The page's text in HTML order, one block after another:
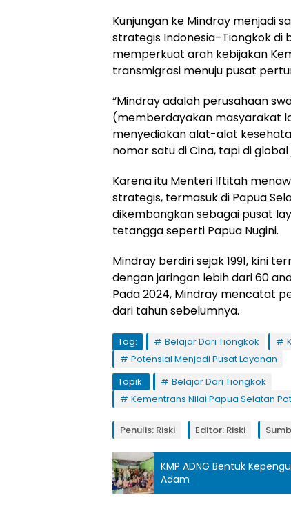
Kunjungan ke Mindray menjadi
strategis Indonesia–Tiongkok di
memperkuat arah kebijakan
transmigrasi menuju pusat
“Mindray adalah perusahaan
(memberdayakan masyarakat
menyediakan alat-alat
nomor satu di Cina, tapi di
Karena itu Menteri Iftitah
strategis, termasuk di Papua
dikembangkan sebagai pusat
tetangga seperti Papua Nugini.
Mindray berdiri sejak 1991, kini
dengan jaringan lebih dari 60
Pada 2024, Mindray mencatat
dari tahun sebelumnya.
Tag: Belajar Dari Tiongkok
Potensial Menjadi Pusat Layanan
Topik:
Belajar Dari Tiongkok
Kementrans Nilai Papua Selatan
Penulis: Riski Editor: Riski
KMP ADNG Bentuk
Adam